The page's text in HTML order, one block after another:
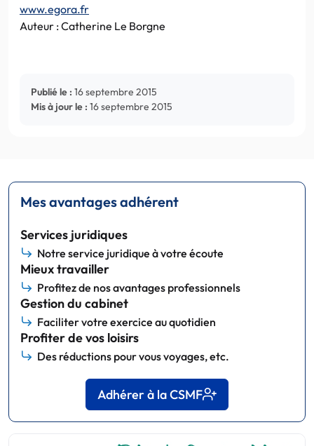
www.egora.fr
Auteur : Catherine Le Borgne
Publié le : 16 septembre 2015
Mis à jour le : 16 septembre 2015
Mes avantages adhérent
Services juridiques
Notre service juridique à votre écoute
Mieux travailler
Profitez de nos avantages professionnels
Gestion du cabinet
Faciliter votre exercice au quotidien
Profiter de vos loisirs
Des réductions pour vous voyages, etc.
Adhérer à la CSMF